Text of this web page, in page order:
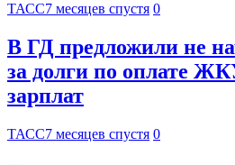
ТАСС7 месяцев спустя 0
В ГД предложили не
за долги по оплате
зарплат
ТАСС7 месяцев спустя 0